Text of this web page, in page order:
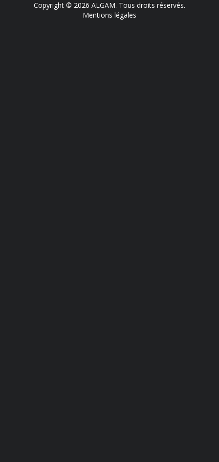
Copyright © 2026 ALGAM. Tous droits réservés.
Mentions légales